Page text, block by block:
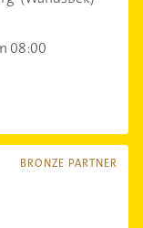
08:00
BRONZE PARTNER